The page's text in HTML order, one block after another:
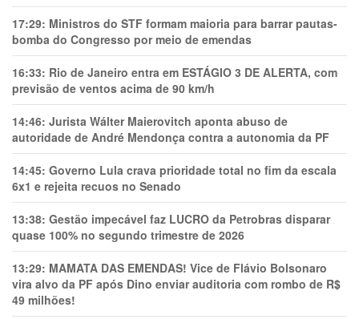
17:29: Ministros do STF formam maioria para barrar pautas-
bomba do Congresso por meio de emendas
16:33: Rio de Janeiro entra em ESTÁGIO 3 DE ALERTA, com
previsão de ventos acima de 90 km/h
14:46: Jurista Wálter Maierovitch aponta abuso de
autoridade de André Mendonça contra a autonomia da PF
14:45: Governo Lula crava prioridade total no fim da escala
6x1 e rejeita recuos no Senado
13:38: Gestão impecável faz LUCRO da Petrobras disparar
quase 100% no segundo trimestre de 2026
13:29: MAMATA DAS EMENDAS! Vice de Flávio Bolsonaro
vira alvo da PF após Dino enviar auditoria com rombo de R$
49 milhões!